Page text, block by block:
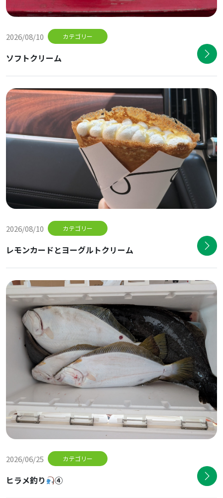
2026/08/10 カテゴリー
ソフトクリーム
2026/08/10 カテゴリー
レモンカードとヨーグルトクリーム
2026/06/25 カテゴリー
ヒラメ釣り ④